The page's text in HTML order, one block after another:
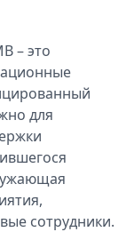
– это
для
сотрудники.